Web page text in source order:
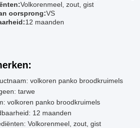
Volkorenmeel, zout, gist
oorsprong:VS
12 maanden
volkoren panko broodkruimels
tarwe
volkoren panko broodkruimels
12 maanden
Volkorenmeel, zout, gist